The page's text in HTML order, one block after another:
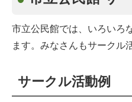
市立公民館では、いろいろ
ます。みなさんもサークル
サークル活動例